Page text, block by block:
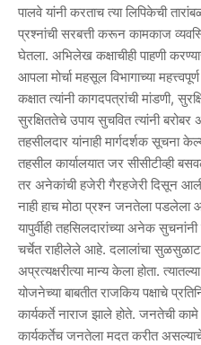
पालवे यांनी करताच त्या लिपिकेची
प्रश्नांची सरबत्ती करून कामकाज
घेतला. अभिलेख कक्षाचीही पाहणी
आपला मोर्चा महसूल विभागाच्या
कक्षात त्यांनी कागदपत्रांची मांडणी,
सुरक्षिततेचे उपाय सुचवित त्यांनी बरोबर
तहसीलदार यांनाही मार्गदर्शक सूचना
तहसील कार्यालयात जर
तर अनेकांची हजेरी गैरहजेरी दिसून
नाही हाच मोठा प्रश्न जनतेला पडलेला
यापुर्वीही तहसिलदारांच्या अनेक
चर्चेत राहीलेले आहे. दलालांचा सुळसुळाट
अप्रत्यक्षरीत्या मान्य केला होता.
योजनेच्या बाबतीत राजकिय पक्षाचे
कार्यकर्ते नाराज झाले होते. जनतेची
कार्यकर्तेच जनतेला मदत करीत